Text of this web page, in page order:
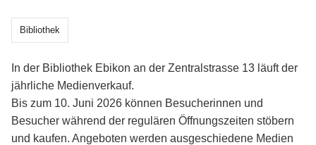
Bibliothek
In der Bibliothek Ebikon an der Zentralstrasse 13 läuft der
jährliche Medienverkauf.
Bis zum 10. Juni 2026 können Besucherinnen und
Besucher während der regulären Öffnungszeiten stöbern
und kaufen. Angeboten werden ausgeschiedene Medien